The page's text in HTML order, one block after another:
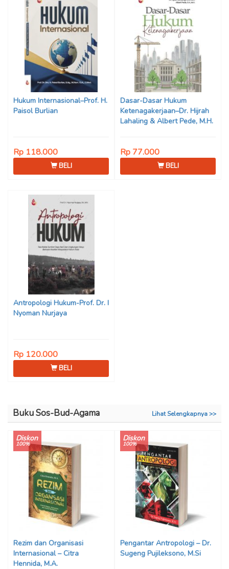
Hukum Internasional–Prof. H.
Paisol Burlian
Rp 118.000
BELI
Dasar-Dasar Hukum
Ketenagakerjaan–Dr. Hijrah
Lahaling & Albert Pede, M.H.
Rp 77.000
BELI
Antropologi Hukum-Prof. Dr. I
Nyoman Nurjaya
Rp 120.000
BELI
Buku Sos-Bud-Agama Lihat Selengkapnya >>
Diskon
100%
Rezim dan Organisasi
Internasional – Citra
Hennida, M.A.
Diskon
100%
Pengantar Antropologi – Dr.
Sugeng Pujileksono, M.Si